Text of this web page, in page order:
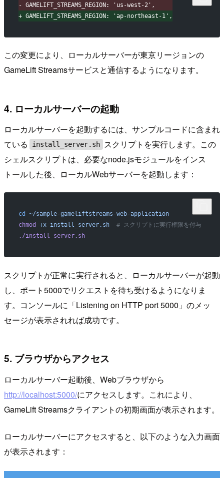
- GAMELIFT_STREAMS_REGION: 'us-west-2',
+ GAMELIFT_STREAMS_REGION: 'ap-northeast-1',
この変更により、ローカルサーバーが東京リージョンの
GameLift Streamsサービスと通信するようになります。
4. ローカルサーバーの起動
ローカルサーバーを起動するには、サンプルコードに含まれ
ている
install_server.sh スクリプトを実行します。この
シェルスクリプトは、必要なnode.jsモジュールをインス
トールした後、ローカルWebサーバーを起動します：
cd
~/sample-gameliftstreams-web-application
chmod
+x install_server.sh
  # スクリプトに実行権限を付与
./install_server.sh
スクリプトが正常に実行されると、ローカルサーバーが起動
し、ポート5000でリクエストを待ち受けるようになりま
す。コンソールに「Listening on HTTP port 5000」のメッ
セージが表示されれば成功です。
5. ブラウザからアクセス
ローカルサーバー起動後、Webブラウザから
http://localhost:5000/にアクセスします。これにより、
GameLift Streamsクライアントの初期画面が表示されます。
ローカルサーバーにアクセスすると、以下のような入力画面
が表示されます：